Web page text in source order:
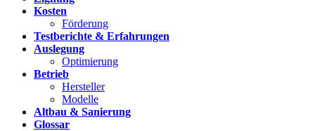
Kosten
Förderung
Testberichte & Erfahrungen
Auslegung
Optimierung
Betrieb
Hersteller
Modelle
Altbau & Sanierung
Glossar